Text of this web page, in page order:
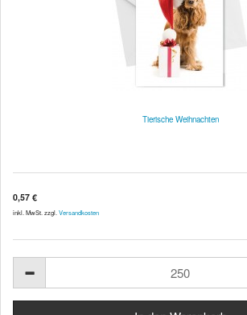
Tierische Weihnachten
0,57 €
inkl. MwSt. zzgl. Versandkosten